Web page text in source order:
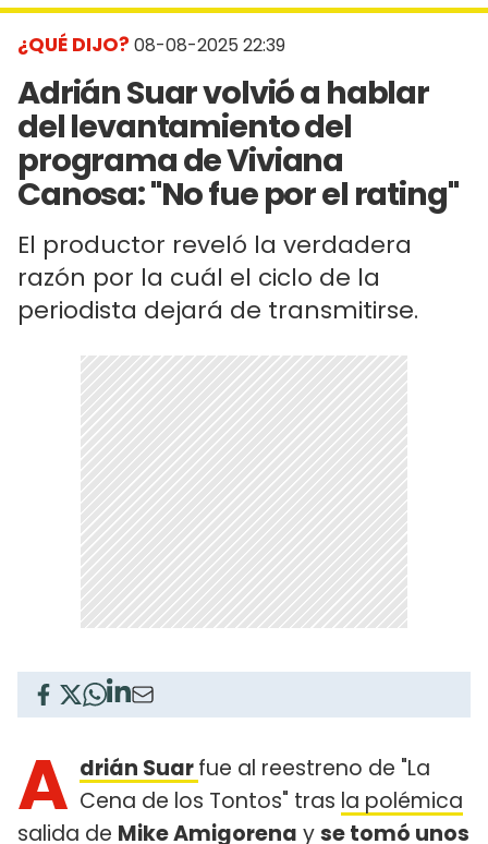
¿QUÉ DIJO? 08-08-2025 22:39
Adrián Suar volvió a hablar
del levantamiento del
programa de Viviana
Canosa: "No fue por el rating"
El productor reveló la verdadera
razón por la cuál el ciclo de la
periodista dejará de transmitirse.
A drián Suarfue al reestreno de "La
Cena de los Tontos" tras la polémica
salida de Mike Amigorena yse tomó unos